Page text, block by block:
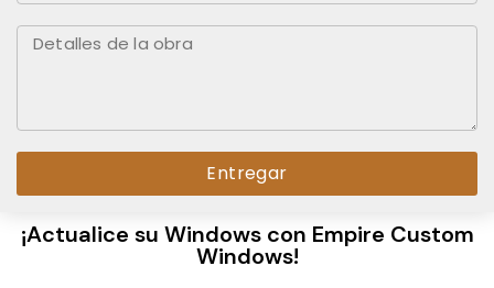
Entregar
¡Actualice su Windows con Empire Custom
Windows!